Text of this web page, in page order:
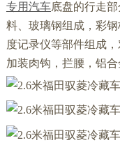
专用汽车底盘的行走
料、玻璃钢组成，彩
度记录仪等部件组成，
加装肉钩，拦腰，铝合